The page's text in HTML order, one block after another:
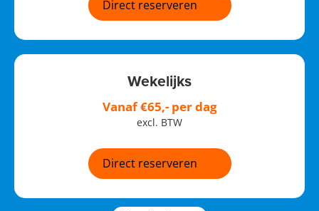
Direct reserveren
Wekelijks
Vanaf €65,- per dag
excl. BTW
Direct reserveren